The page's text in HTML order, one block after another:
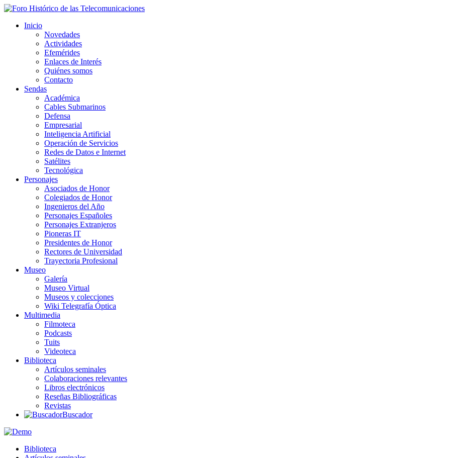
Inicio
Novedades
Actividades
Efemérides
Enlaces de Interés
Quiénes somos
Contacto
Sendas
Académica
Cables Submarinos
Defensa
Empresarial
Inteligencia Artificial
Operación de Servicios
Redes de Datos e Internet
Satélites
Tecnológica
Personajes
Asociados de Honor
Colegiados de Honor
Ingenieros del Año
Personajes Españoles
Personajes Extranjeros
Pioneras IT
Presidentes de Honor
Rectores de Universidad
Trayectoria Profesional
Museo
Galería
Museo Virtual
Museos y colecciones
Wiki Telegrafía Óptica
Multimedia
Filmoteca
Podcasts
Tuits
Videoteca
Biblioteca
Artículos seminales
Colaboraciones relevantes
Libros electrónicos
Reseñas Bibliográficas
Revistas
Buscador
Biblioteca